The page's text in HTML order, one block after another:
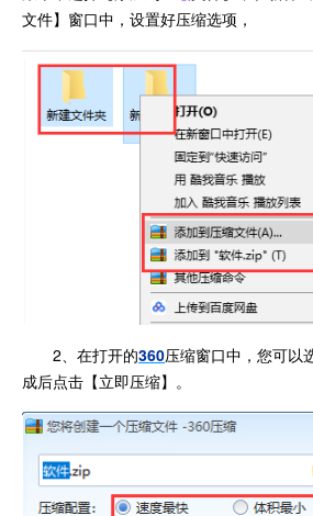
文件】窗口中，设置好压缩选项，
2、在打开的360压缩窗口中，您可以
成后点击【立即压缩】。